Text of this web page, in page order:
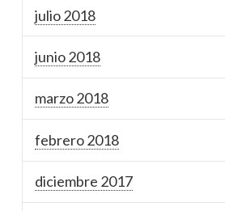
julio 2018
junio 2018
marzo 2018
febrero 2018
diciembre 2017